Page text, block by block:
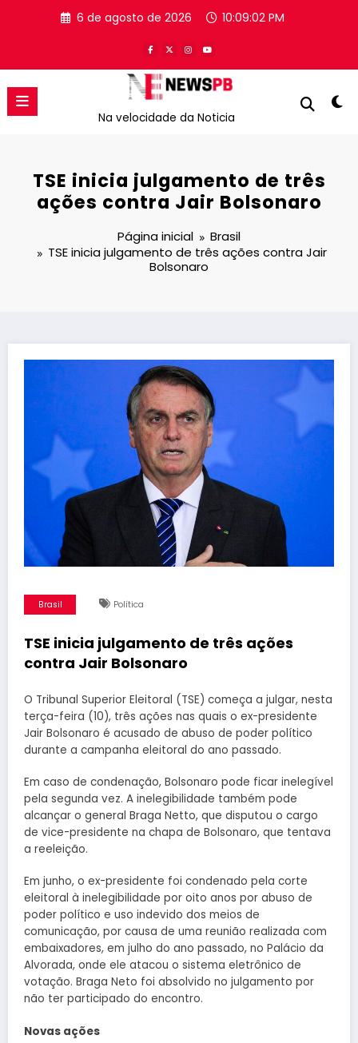
6 de agosto de 2026 10:09:02 PM
Na velocidade da Noticia
TSE inicia julgamento de três
ações contra Jair Bolsonaro
Página inicial
Brasil
TSE inicia julgamento de três ações contra Jair
Bolsonaro
Brasil Política
TSE inicia julgamento de três ações
contra Jair Bolsonaro
O Tribunal Superior Eleitoral (TSE) começa a julgar, nesta
terça-feira (10), três ações nas quais o ex-presidente
Jair Bolsonaro é acusado de abuso de poder político
durante a campanha eleitoral do ano passado.
Em caso de condenação, Bolsonaro pode ficar inelegível
pela segunda vez. A inelegibilidade também pode
alcançar o general Braga Netto, que disputou o cargo
de vice-presidente na chapa de Bolsonaro, que tentava
a reeleição.
Em junho, o ex-presidente foi condenado pela corte
eleitoral à inelegibilidade por oito anos por abuso de
poder político e uso indevido dos meios de
comunicação, por causa de uma reunião realizada com
embaixadores, em julho do ano passado, no Palácio da
Alvorada, onde ele atacou o sistema eletrônico de
votação. Braga Neto foi absolvido no julgamento por
não ter participado do encontro.
Novas ações